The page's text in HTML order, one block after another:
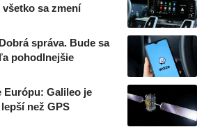
sa zmení
správa. Bude sa
pohodlnejšie
Európu: Galileo je
než GPS